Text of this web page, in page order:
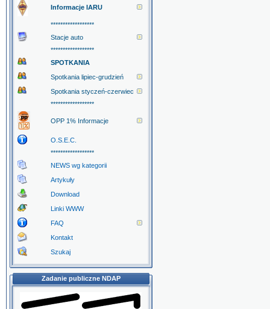
Informacje IARU
******************
Stacje auto
******************
SPOTKANIA
Spotkania lipiec-grudzień
Spotkania styczeń-czerwiec
******************
OPP 1% Informacje
O.S.E.C.
******************
NEWS wg kategorii
Artykuły
Download
Linki WWW
FAQ
Kontakt
Szukaj
Zadanie publiczne NDAP